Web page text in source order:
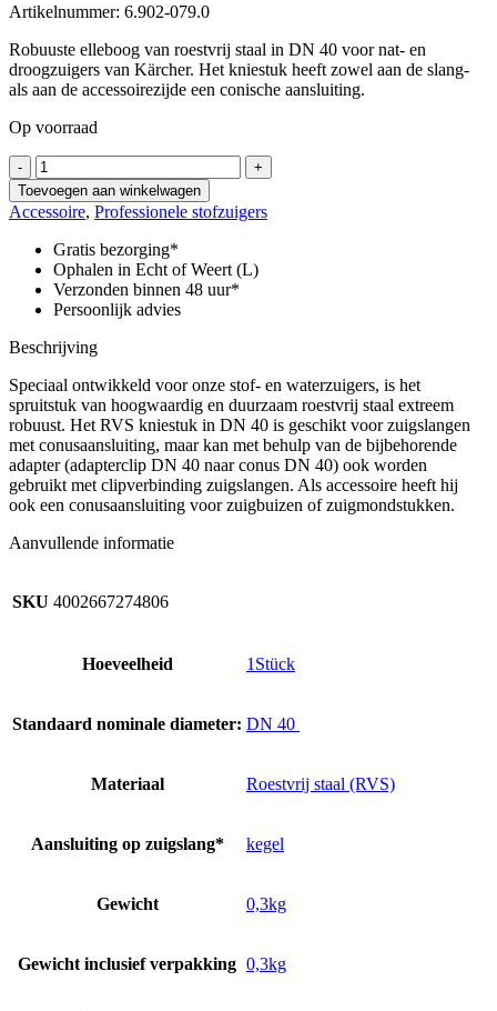
Artikelnummer: 6.902-079.0
Robuuste elleboog van roestvrij staal in DN 40 voor nat- en
droogzuigers van Kärcher. Het kniestuk heeft zowel aan de slang-
als aan de accessoirezijde een conische aansluiting.
Op voorraad
-
Elleboog,
NT,
DN
40,
roestvrij
staal,
slangzijdige
kegel,
zijconus
+
Toevoegen aan winkelwagen
Accessoire, Professionele stofzuigers
Gratis bezorging*
Ophalen in Echt of Weert (L)
Verzonden binnen 48 uur*
Persoonlijk advies
Beschrijving
Speciaal ontwikkeld voor onze stof- en waterzuigers, is het
spruitstuk van hoogwaardig en duurzaam roestvrij staal extreem
robuust. Het RVS kniestuk in DN 40 is geschikt voor zuigslangen
met conusaansluiting, maar kan met behulp van de bijbehorende
adapter (adapterclip DN 40 naar conus DN 40) ook worden
gebruikt met clipverbinding zuigslangen. Als accessoire heeft hij
ook een conusaansluiting voor zuigbuizen of zuigmondstukken.
Aanvullende informatie
SKU 4002667274806
Hoeveelheid 1Stück
Standaard nominale diameter: DN 40
Materiaal Roestvrij staal (RVS)
Aansluiting op zuigslang* kegel
Gewicht 0,3kg
Gewicht inclusief verpakking 0,3kg